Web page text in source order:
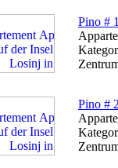
Pino #
Pino #